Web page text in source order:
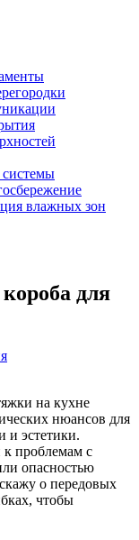
влажных зон
для
на кухне
нюансов для
и эстетики.
к проблемам с
опасностью
о передовых
чтобы